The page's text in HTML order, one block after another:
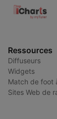
Ressources
Diffuseurs
Widgets
Match de foot
Sites Web de